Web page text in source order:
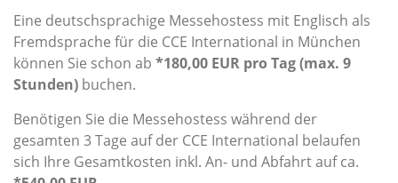
Eine deutschsprachige Messehostess mit Englisch als
Fremdsprache für die CCE International in München
können Sie schon ab *180,00 EUR pro Tag (max. 9
Stunden) buchen.
Benötigen Sie die Messehostess während der
gesamten 3 Tage auf der CCE International belaufen
sich Ihre Gesamtkosten inkl. An- und Abfahrt auf ca.